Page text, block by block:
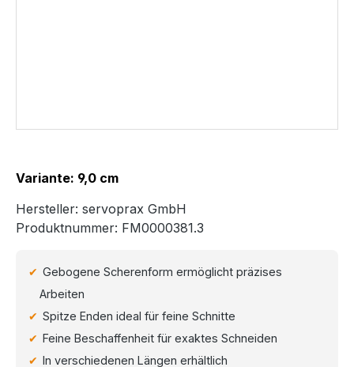
Variante: 9,0 cm
Hersteller: servoprax GmbH
Produktnummer: FM0000381.3
Gebogene Scherenform ermöglicht präzises
Arbeiten
Spitze Enden ideal für feine Schnitte
Feine Beschaffenheit für exaktes Schneiden
In verschiedenen Längen erhältlich